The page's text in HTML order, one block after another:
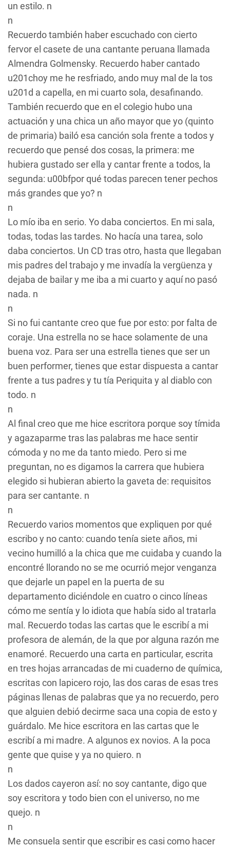
un estilo. n
n
Recuerdo también haber escuchado con cierto
fervor el casete de una cantante peruana llamada
Almendra Golmensky. Recuerdo haber cantado
u201choy me he resfriado, ando muy mal de la tos
u201d a capella, en mi cuarto sola, desafinando.
También recuerdo que en el colegio hubo una
actuación y una chica un año mayor que yo (quinto
de primaria) bailó esa canción sola frente a todos y
recuerdo que pensé dos cosas, la primera: me
hubiera gustado ser ella y cantar frente a todos, la
segunda: u00bfpor qué todas parecen tener pechos
más grandes que yo? n
n
Lo mío iba en serio. Yo daba conciertos. En mi sala,
todas, todas las tardes. No hacía una tarea, solo
daba conciertos. Un CD tras otro, hasta que llegaban
mis padres del trabajo y me invadía la vergüenza y
dejaba de bailar y me iba a mi cuarto y aquí no pasó
nada. n
n
Si no fui cantante creo que fue por esto: por falta de
coraje. Una estrella no se hace solamente de una
buena voz. Para ser una estrella tienes que ser un
buen performer, tienes que estar dispuesta a cantar
frente a tus padres y tu tía Periquita y al diablo con
todo. n
n
Al final creo que me hice escritora porque soy tímida
y agazaparme tras las palabras me hace sentir
cómoda y no me da tanto miedo. Pero si me
preguntan, no es digamos la carrera que hubiera
elegido si hubieran abierto la gaveta de: requisitos
para ser cantante. n
n
Recuerdo varios momentos que expliquen por qué
escribo y no canto: cuando tenía siete años, mi
vecino humilló a la chica que me cuidaba y cuando la
encontré llorando no se me ocurrió mejor venganza
que dejarle un papel en la puerta de su
departamento diciéndole en cuatro o cinco líneas
cómo me sentía y lo idiota que había sido al tratarla
mal. Recuerdo todas las cartas que le escribí a mi
profesora de alemán, de la que por alguna razón me
enamoré. Recuerdo una carta en particular, escrita
en tres hojas arrancadas de mi cuaderno de química,
escritas con lapicero rojo, las dos caras de esas tres
páginas llenas de palabras que ya no recuerdo, pero
que alguien debió decirme saca una copia de esto y
guárdalo. Me hice escritora en las cartas que le
escribí a mi madre. A algunos ex novios. A la poca
gente que quise y ya no quiero. n
n
Los dados cayeron así: no soy cantante, digo que
soy escritora y todo bien con el universo, no me
quejo. n
n
Me consuela sentir que escribir es casi como hacer